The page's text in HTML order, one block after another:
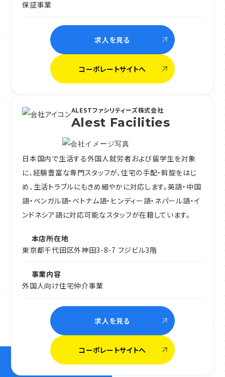
保証事業
コーポレートサイトへ
求人を見る
ALESTファシリティーズ株式会社
Alest Facilities
日本国内で生活する外国人就労者および留学生を対象
に、経験豊富な専門スタッフが、住宅の手配・斡旋をはじ
め、生活トラブルにもきめ細やかに対応します。英語・中国
語・ベンガル語・ベトナム語・ヒンディー語・ネパール語・イ
ンドネシア語に対応可能なスタッフが在籍しています。
本店所在地
東京都千代田区外神田3-8-7 フジビル3階
事業内容
外国人向け住宅仲介事業
コーポレートサイトへ
求人を見る